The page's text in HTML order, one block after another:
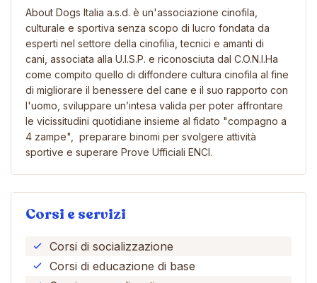
About Dogs Italia a.s.d. è un'associazione cinofila,
culturale e sportiva senza scopo di lucro fondata da
esperti nel settore della cinofilia, tecnici e amanti di
cani, associata alla U.I.S.P. e riconosciuta dal C.O.N.I.Ha
come compito quello di diffondere cultura cinofila al fine
di migliorare il benessere del cane e il suo rapporto con
l'uomo, sviluppare un’intesa valida per poter affrontare
le vicissitudini quotidiane insieme al fidato "compagno a
4 zampe", preparare binomi per svolgere attività
sportive e superare Prove Ufficiali ENCI.
Corsi e servizi
Corsi di socializzazione
Corsi di educazione di base